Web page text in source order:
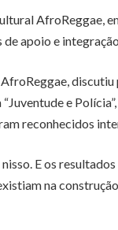
AfroReggae,
apoio e
discutiu
e
reconhecidos
E os
na